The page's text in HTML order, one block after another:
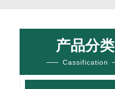
产品分类
Cassification